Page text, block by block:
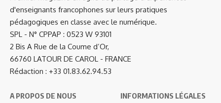
d'enseignants francophones sur leurs pratiques
pédagogiques en classe avec le numérique.
SPL - N° CPPAP : 0523 W 93101
2 Bis A Rue de la Coume d’Or,
66760 LATOUR DE CAROL - FRANCE
Rédaction : +33 01.83.62.94.53
A PROPOS DE NOUS INFORMATIONS LÉGALES